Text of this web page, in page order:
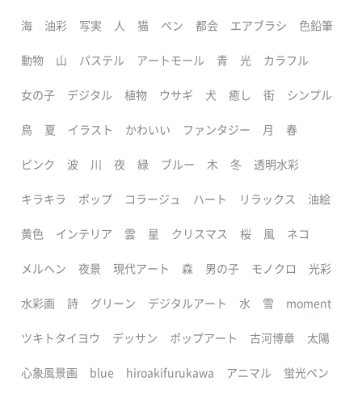
海 油彩 写実 人 猫 ペン 都会 エアブラシ 色鉛筆
動物 山 パステル アートモール 青 光 カラフル
女の子 デジタル 植物 ウサギ 犬 癒し 街 シンプル
鳥 夏 イラスト かわいい ファンタジー 月 春
ピンク 波 川 夜 緑 ブルー 木 冬 透明水彩
キラキラ ポップ コラージュ ハート リラックス 油絵
黄色 インテリア 雲 星 クリスマス 桜 風 ネコ
メルヘン 夜景 現代アート 森 男の子 モノクロ 光彩
水彩画 詩 グリーン デジタルアート 水 雪 moment
ツキトタイヨウ デッサン ポップアート 古河博章 太陽
心象風景画 blue hiroakifurukawa アニマル 蛍光ペン